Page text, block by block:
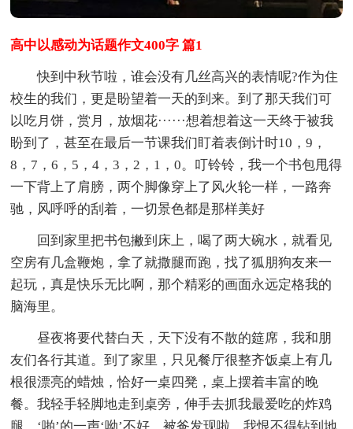
高中以感动为话题作文400字 篇1
快到中秋节啦，谁会没有几丝高兴的表情呢?作为住
校生的我们，更是盼望着一天的到来。到了那天我们可
以吃月饼，赏月，放烟花······想着想着这一天终于被我
盼到了，甚至在最后一节课我们盯着表倒计时10，9，
8，7，6，5，4，3，2，1，0。叮铃铃，我一个书包甩得
一下背上了肩膀，两个脚像穿上了风火轮一样，一路奔
驰，风呼呼的刮着，一切景色都是那样美好
回到家里把书包撇到床上，喝了两大碗水，就看见
空房有几盒鞭炮，拿了就撒腿而跑，找了狐朋狗友来一
起玩，真是快乐无比啊，那个精彩的画面永远定格我的
脑海里。
昼夜将要代替白天，天下没有不散的筵席，我和朋
友们各行其道。到了家里，只见餐厅很整齐饭桌上有几
根很漂亮的蜡烛，恰好一桌四凳，桌上摆着丰富的晚
餐。我轻手轻脚地走到桌旁，伸手去抓我最爱吃的炸鸡